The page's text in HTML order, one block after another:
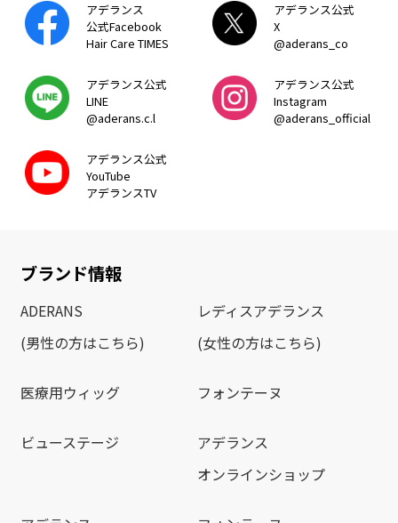
アデランス
公式Facebook
Hair Care TIMES
アデランス公式
X
@aderans_co
アデランス公式
LINE
@aderans.c.l
アデランス公式
Instagram
@aderans_official
アデランス公式
YouTube
アデランスTV
ブランド情報
ADERANS
(男性の方はこちら)
レディスアデランス
(女性の方はこちら)
医療用ウィッグ フォンテーヌ
ビューステージ
アデランス
オンラインショップ